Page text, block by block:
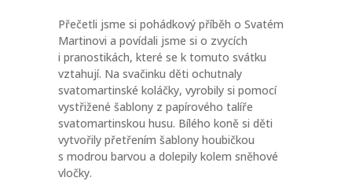
Přečetli jsme si pohádkový příběh o Svatém
Martinovi a povídali jsme si o zvycích
i pranostikách, které se k tomuto svátku
vztahují. Na svačinku děti ochutnaly
svatomartinské koláčky, vyrobily si pomocí
vystřižené šablony z papírového talíře
svatomartinskou husu. Bílého koně si děti
vytvořily přetřením šablony houbičkou
s modrou barvou a dolepily kolem sněhové
vločky.